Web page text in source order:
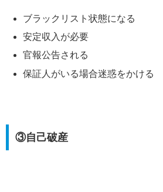
ブラックリスト状態になる
安定収入が必要
官報公告される
保証人がいる場合迷惑をかける
③自己破産